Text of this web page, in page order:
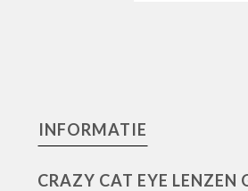
INFORMATIE
CRAZY CAT EYE LENZEN